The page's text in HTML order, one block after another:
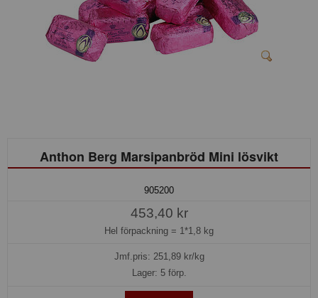
Anthon Berg Marsipanbröd Mini lösvikt
905200
453,40 kr
Hel förpackning = 1*1,8 kg
Jmf.pris: 251,89kr/kg
Lager: 5 förp.